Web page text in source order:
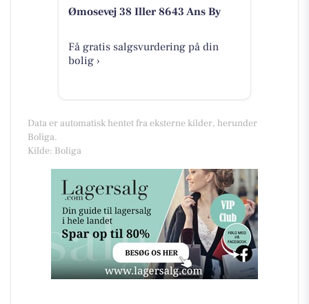
Ømosevej 38 Iller 8643 Ans By
Få gratis salgsvurdering på din
bolig ›
Data er automatisk hentet fra eksterne kilder, herunder
Boliga.
Kilde: Boliga